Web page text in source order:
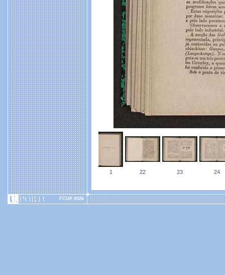
1 22 23 24
FCUP 2026